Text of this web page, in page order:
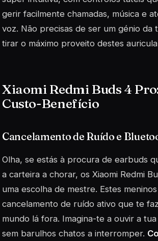
gerir facilmente chamadas, música e
voz. Não precisas de ser um génio da
tirar o máximo proveito destes
Xiaomi Redmi Buds 4
Custo-Benefício
Cancelamento de Ruído e
Olha, se estás à procura de earbuds
a carteira a chorar, os Xiaomi Redmi
uma escolha de mestre. Estes
cancelamento de ruído ativo que te
mundo lá fora. Imagina-te a ouvir a
sem barulhos chatos a interromper.